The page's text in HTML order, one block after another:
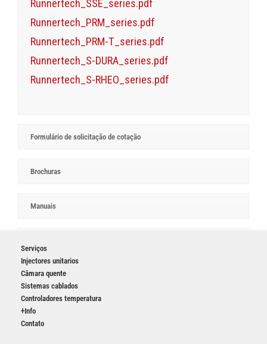
Runnertech_SSE_series.pdf
Runnertech_PRM_series.pdf
Runnertech_PRM-T_series.pdf
Runnertech_S-DURA_series.pdf
Runnertech_S-RHEO_series.pdf
Formulário de solicitação de cotação
Brochuras
Manuais
Serviços
Injectores unitarios
Câmara quente
Sistemas cablados
Controladores temperatura
+Info
Contato